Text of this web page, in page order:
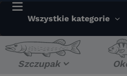
Wszystkie kategorie
Szczupak